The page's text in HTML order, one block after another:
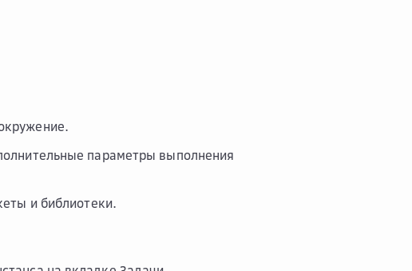
параметры выполнения
и библиотеки.